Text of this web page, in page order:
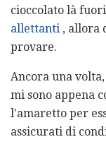
cioccolato là
allettanti , allora
provare.
Ancora una
mi sono appena
l'amaretto per
assicurati di